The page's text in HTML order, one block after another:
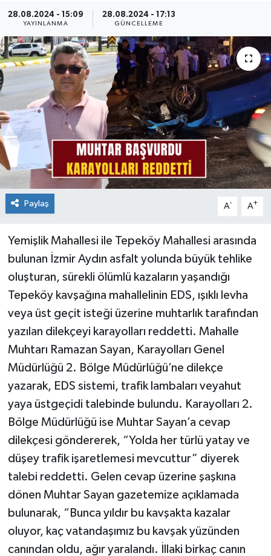
28.08.2024 - 15:09
YAYINLANMA
28.08.2024 - 17:13
GÜNCELLEME
Paylaş A- A+
Yemişlik Mahallesi ile Tepeköy Mahallesi arasında
bulunan İzmir Aydın asfalt yolunda büyük tehlike
oluşturan, sürekli ölümlü kazaların yaşandığı
Tepeköy kavşağına mahallelinin EDS, ışıklı levha
veya üst geçit isteği üzerine muhtarlık tarafından
yazılan dilekçeyi karayolları reddetti. Mahalle
Muhtarı Ramazan Sayan, Karayolları Genel
Müdürlüğü 2. Bölge Müdürlüğü’ne dilekçe
yazarak, EDS sistemi, trafik lambaları veyahut
yaya üstgeçidi talebinde bulundu. Karayolları 2.
Bölge Müdürlüğü ise Muhtar Sayan’a cevap
dilekçesi göndererek, “Yolda her türlü yatay ve
düşey trafik işaretlemesi mevcuttur” diyerek
talebi reddetti. Gelen cevap üzerine şaşkına
dönen Muhtar Sayan gazetemize açıklamada
bulunarak, “Bunca yıldır bu kavşakta kazalar
oluyor, kaç vatandaşımız bu kavşak yüzünden
canından oldu, ağır yaralandı. İllaki birkaç canın